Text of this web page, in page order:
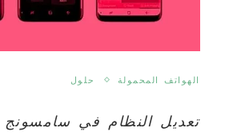
الهواتف المحمولة حلول
تعديل النظام في سامسونج